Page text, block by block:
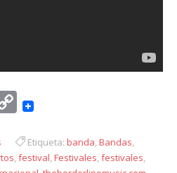
Copy
Etiqueta: banda,Bandas,
,festival,Festivales,festivales,